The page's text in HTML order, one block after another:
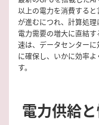
以上の電力を消費する
が進むにつれ、計算処
電力需要の増大に直結
速は、データセンター
に確保し、いかに効率
す。
電力供給